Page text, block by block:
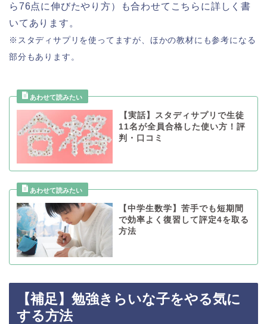
ら76点に伸びたやり方）も合わせてこちらに詳しく書
いてあります。
※スタディサプリを使ってますが、ほかの教材にも参考になる
部分もあります。
【実話】スタディサプリで生徒
11名が全員合格した使い方！評
判・口コミ
【中学生数学】苦手でも短期間
で効率よく復習して評定4を取る
方法
【補足】勉強きらいな子をやる気に
する方法